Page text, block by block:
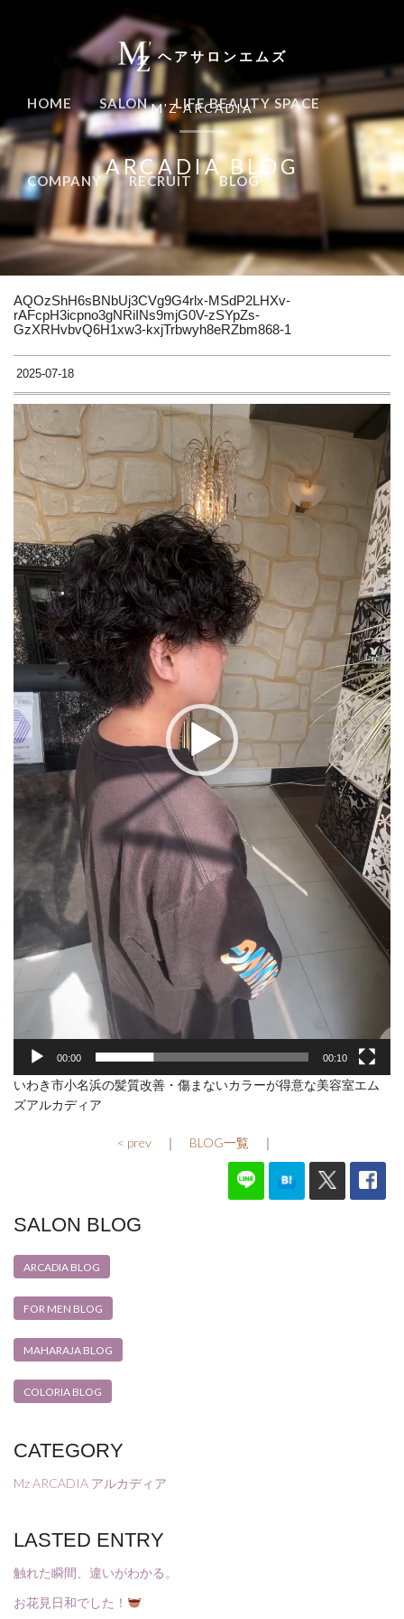
ヘアサロンエムズ
HOME SALON LIFE BEAUTY SPACE
COMPANY RECRUIT BLOG
M'Z ARCADIA
ARCADIA BLOG
AQOzShH6sBNbUj3CVg9G4rlx-MSdP2LHXv-
rAFcpH3icpno3gNRiINs9mjG0V-zSYpZs-
GzXRHvbvQ6H1xw3-kxjTrbwyh8eRZbm868-1
2025-07-18
動
レ
ー
ヤ
00:00 00:10
いわき市小名浜の髪質改善・傷まないカラーが得意な美容室エム
ズアルカディア
< prev ｜ BLOG一覧 ｜
SALON BLOG
ARCADIA BLOG
FOR MEN BLOG
MAHARAJA BLOG
COLORIA BLOG
CATEGORY
Mz ARCADIA アルカディア
LASTED ENTRY
触れた瞬間、違いがわかる。
お花見日和でした！